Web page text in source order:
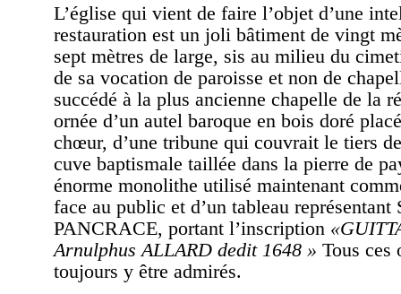
L’église qui vient de faire l’objet d’une
restauration est un joli bâtiment de vingt
sept mètres de large, sis au milieu du
de sa vocation de paroisse et non de
succédé à la plus ancienne chapelle de la
ornée d’un autel baroque en bois doré
chœur, d’une tribune qui couvrait le tiers
cuve baptismale taillée dans la pierre de
énorme monolithe utilisé maintenant
face au public et d’un tableau représentant
PANCRACE, portant l’inscription
Arnulphus ALLARD dedit 1648 » Tous ces
toujours y être admirés.